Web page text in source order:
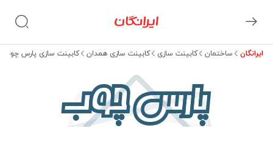
ایرانگان ساختمان کابینت سازی کابینت سازی همدان کابینت سازی پارس چوب
پارس چوب